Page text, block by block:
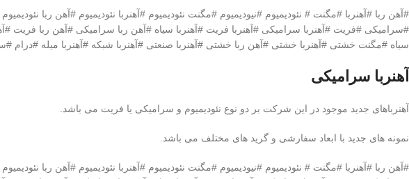
#سرامیکی #فریت #آهنربا سرامیکی #آهنربا فریت #آهنربا سیاه #آهن ربا سرامیکی #آهن ربا
سیاه #مگنت خشتی #آهنربا خشتی #آهن ربا خشتی #آهنربا صنعتی #آهنربا شبکه #آهنربا میله #درام
آهنربا سرامیکی
آهنرباهای جدید موجود در این شرکت بر دو نوع نئودیمیوم و سرامیکی یا فریت می باشد.
نمونه های جدید با ابعاد سفارشی و گرید های مختلف می باشد.